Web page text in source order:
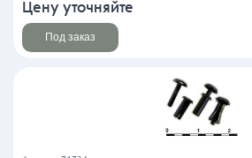
Цену уточняйте
Под заказ